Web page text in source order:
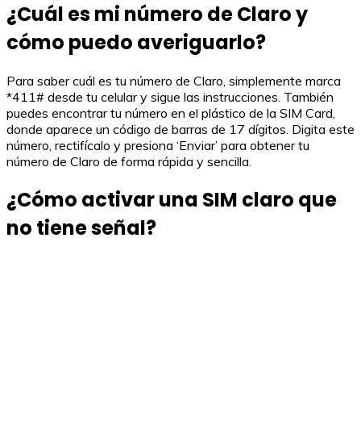
¿Cuál es mi número de Claro y
cómo puedo averiguarlo?
Para saber cuál es tu número de Claro, simplemente marca
*411# desde tu celular y sigue las instrucciones. También
puedes encontrar tu número en el plástico de la SIM Card,
donde aparece un código de barras de 17 dígitos. Digita este
número, rectifícalo y presiona ‘Enviar’ para obtener tu
número de Claro de forma rápida y sencilla.
¿Cómo activar una SIM claro que
no tiene señal?